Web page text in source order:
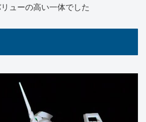
ューの高い一体でした